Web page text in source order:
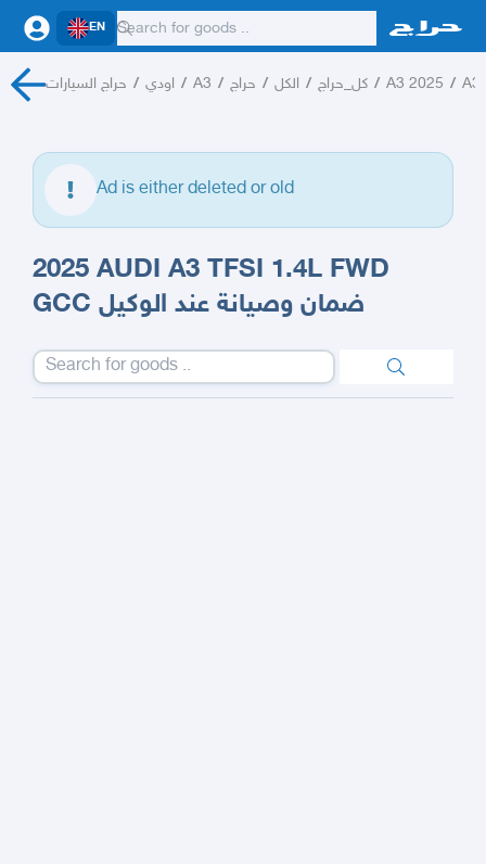
EN
حراج السيارات / اودي / A3 / حراج / الكل / كل_حراج / A3 2025 /
Ad is either deleted or old
2025 AUDI A3 TFSI 1.4L FWD
GCC ضمان وصيانة عند الوكيل